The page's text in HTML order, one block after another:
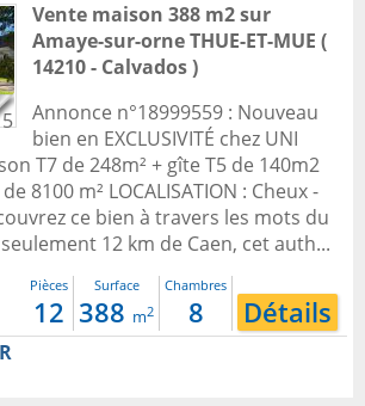
5
Vente maison 388 m2sur
Amaye-sur-orneTHUE-ET-MUE (
14210 - Calvados )
Annonce n°18999559 : Nouveau
bien en EXCLUSIVITÉ chez UNI
T7 de 248m² + gîte T5 de 140m2
8100 m² LOCALISATION : Cheux -
ce bien à travers les mots du
12 km de Caen, cet auth...
Pièces
12
Surface
388 m2
Chambres
8 Détails